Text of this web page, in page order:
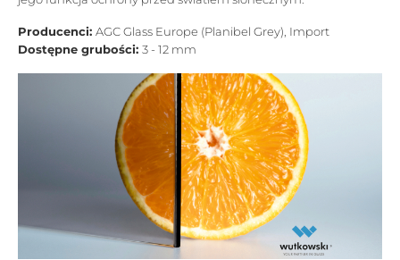
Producenci: AGC Glass Europe (Planibel Grey), Import
Dostępne grubości: 3 - 12 mm